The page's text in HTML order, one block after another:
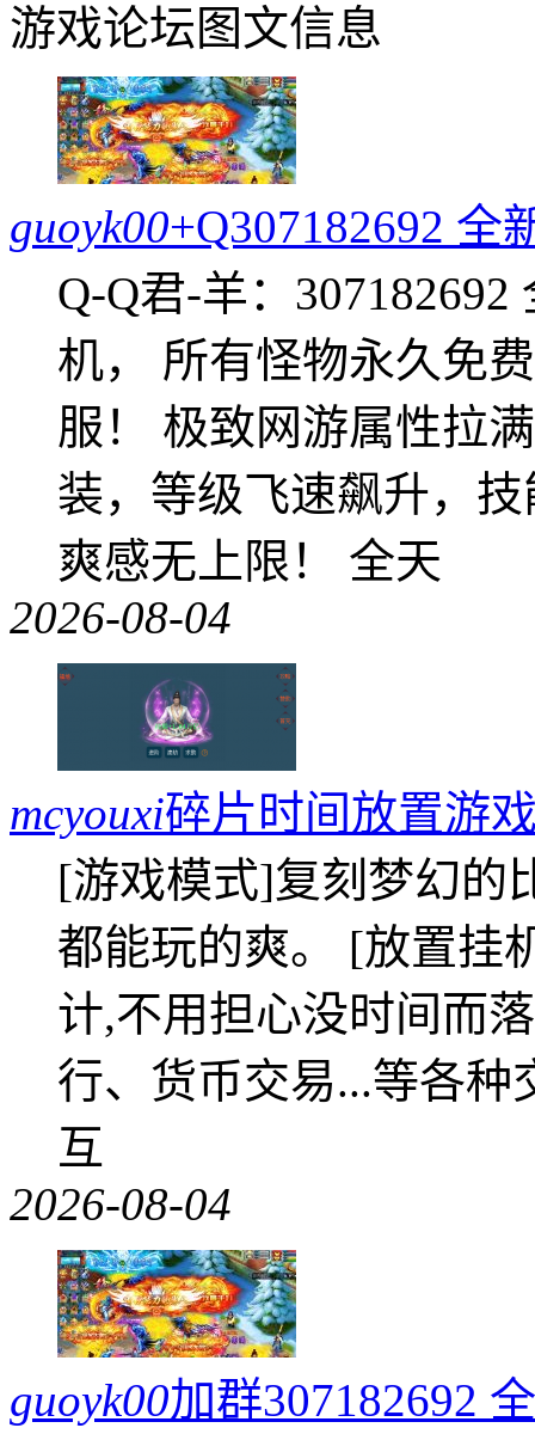
游戏论坛图文信息
guoyk00+Q307182692
Q-Q君-羊：
机， 所有怪物永久免
服！ 极致网游属性拉
装，等级飞速飙升，
爽感无上限！ 全天
2026-08-04
mcyouxi碎片时间放置游
[游戏模式]复刻梦幻的
都能玩的爽。 [放置挂
计,不用担心没时间而
行、货币交易...等各
互
2026-08-04
guoyk00加群307182692